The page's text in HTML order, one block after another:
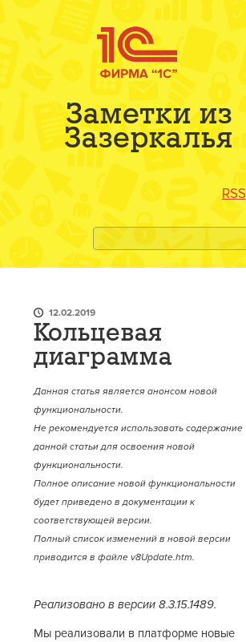
Заметки из
Зазеркалья
RSS
12.02.2019
Кольцевая
диаграмма
Данная статья является анонсом новой
функциональности.
Не рекомендуется использовать содержание
данной статьи для освоения новой
функциональности.
Полное описание новой функциональности
будет приведено в документации к
соответствующей версии.
Полный список изменений в новой версии
приводится в файле v8Update.htm.
Реализовано в версии 8.3.15.1489.
Мы реализовали в платформе новые